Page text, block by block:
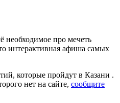
необходимое про мечеть
интерактивная афиша самых
которые пройдут в Казани .
нет на сайте, сообщите